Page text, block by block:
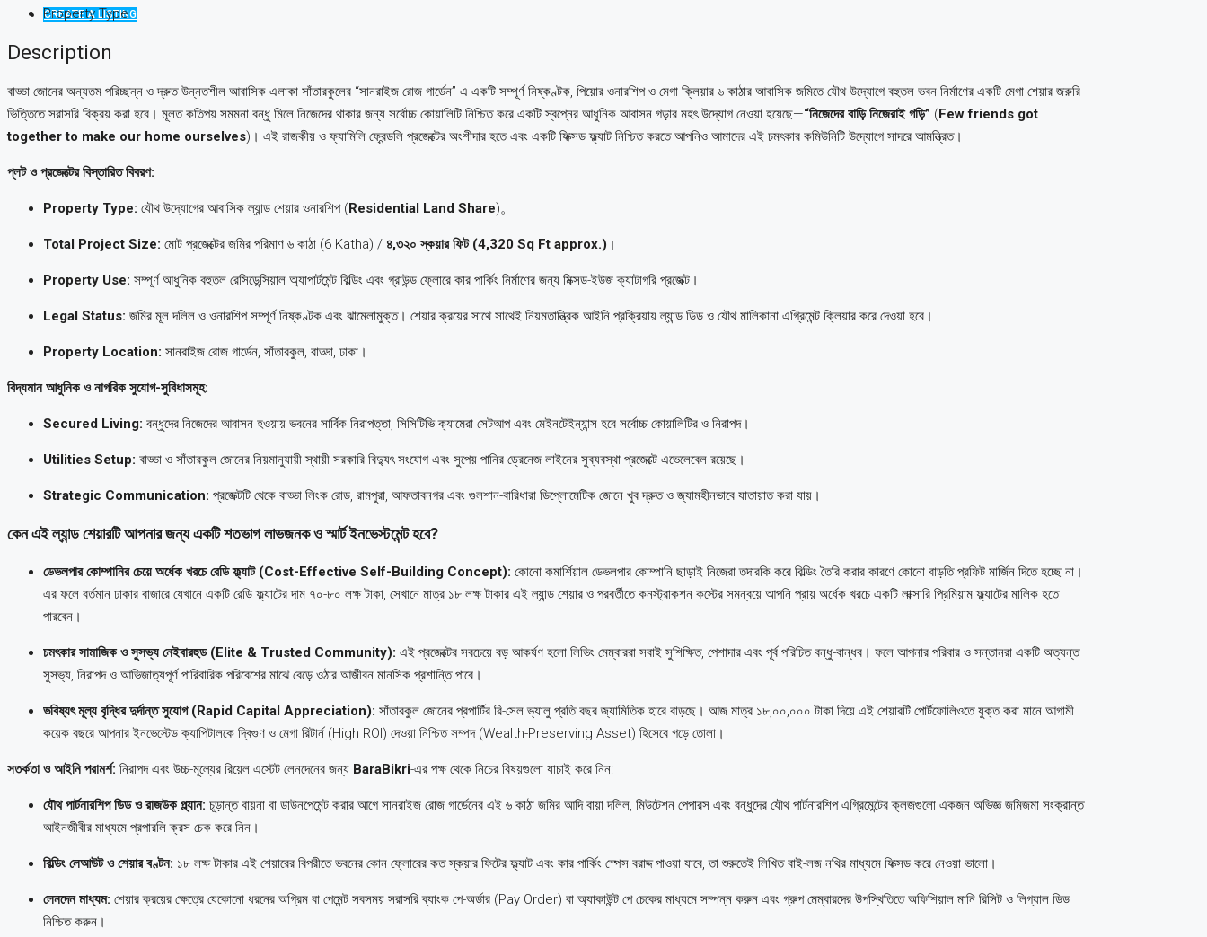
CREATE A LISTING
Property Type
Description
বাড্ডা জোনের অন্যতম পরিচ্ছন্ন ও দ্রুত উন্নতশীল আবাসিক এলাকা সাঁতারকুলের “সানরাইজ রোজ গার্ডেন”-এ একটি সম্পূর্ণ নিষ্কণ্টক, পিয়োর ওনারশিপ ও মেগা ক্লিয়ার ৬ কাঠার আবাসিক জমিতে যৌথ উদ্যোগে বহুতল ভবন নির্মাণের একটি মেগা শেয়ার জরুরি
ভিত্তিতে সরাসরি বিক্রয় করা হবে। মূলত কতিপয় সমমনা বন্ধু মিলে নিজেদের থাকার জন্য সর্বোচ্চ কোয়ালিটি নিশ্চিত করে একটি স্বপ্নের আধুনিক আবাসন গড়ার মহৎ উদ্যোগ নেওয়া হয়েছে—“নিজেদের বাড়ি নিজেরাই গড়ি” (Few friends got
together to make our home ourselves)। এই রাজকীয় ও ফ্যামিলি ফ্রেন্ডলি প্রজেক্টের অংশীদার হতে এবং একটি ফিক্সড ফ্ল্যাট নিশ্চিত করতে আপনিও আমাদের এই চমৎকার কমিউনিটি উদ্যোগে সাদরে আমন্ত্রিত।
প্লট ও প্রজেক্টের বিস্তারিত বিবরণ:
Property Type: যৌথ উদ্যোগের আবাসিক ল্যান্ড শেয়ার ওনারশিপ (Residential Land Share)。
Total Project Size: মোট প্রজেক্টের জমির পরিমাণ ৬ কাঠা (6 Katha) / ৪,৩২০ স্কয়ার ফিট (4,320 Sq Ft approx.) ।
Property Use: সম্পূর্ণ আধুনিক বহুতল রেসিডেন্সিয়াল অ্যাপার্টমেন্ট বিল্ডিং এবং গ্রাউন্ড ফ্লোরে কার পার্কিং নির্মাণের জন্য মিক্সড-ইউজ ক্যাটাগরি প্রজেক্ট।
Legal Status: জমির মূল দলিল ও ওনারশিপ সম্পূর্ণ নিষ্কণ্টক এবং ঝামেলামুক্ত। শেয়ার ক্রয়ের সাথে সাথেই নিয়মতান্ত্রিক আইনি প্রক্রিয়ায় ল্যান্ড ডিড ও যৌথ মালিকানা এগ্রিমেন্ট ক্লিয়ার করে দেওয়া হবে।
Property Location: সানরাইজ রোজ গার্ডেন, সাঁতারকুল, বাড্ডা, ঢাকা।
বিদ্যমান আধুনিক ও নাগরিক সুযোগ-সুবিধাসমূহ:
Secured Living: বন্ধুদের নিজেদের আবাসন হওয়ায় ভবনের সার্বিক নিরাপত্তা, সিসিটিভি ক্যামেরা সেটআপ এবং মেইনটেইন্যান্স হবে সর্বোচ্চ কোয়ালিটির ও নিরাপদ।
Utilities Setup: বাড্ডা ও সাঁতারকুল জোনের নিয়মানুযায়ী স্থায়ী সরকারি বিদ্যুৎ সংযোগ এবং সুপেয় পানির ড্রেনেজ লাইনের সুব্যবস্থা প্রজেক্টে এভেলেবেল রয়েছে।
Strategic Communication: প্রজেক্টটি থেকে বাড্ডা লিংক রোড, রামপুরা, আফতাবনগর এবং গুলশান-বারিধারা ডিপ্লোমেটিক জোনে খুব দ্রুত ও জ্যামহীনভাবে যাতায়াত করা যায়।
কেন এই ল্যান্ড শেয়ারটি আপনার জন্য একটি শতভাগ লাভজনক ও স্মার্ট ইনভেস্টমেন্ট হবে?
ডেভলপার কোম্পানির চেয়ে অর্ধেক খরচে রেডি ফ্ল্যাট (Cost-Effective Self-Building Concept): কোনো কমার্শিয়াল ডেভলপার কোম্পানি ছাড়াই নিজেরা তদারকি করে বিল্ডিং তৈরি করার কারণে কোনো বাড়তি প্রফিট মার্জিন দিতে হচ্ছে না।
এর ফলে বর্তমান ঢাকার বাজারে যেখানে একটি রেডি ফ্ল্যাটের দাম ৭০-৮০ লক্ষ টাকা, সেখানে মাত্র ১৮ লক্ষ টাকার এই ল্যান্ড শেয়ার ও পরবর্তীতে কনস্ট্রাকশন কস্টের সমন্বয়ে আপনি প্রায় অর্ধেক খরচে একটি লাক্সারি প্রিমিয়াম ফ্ল্যাটের মালিক হতে
পারবেন।
চমৎকার সামাজিক ও সুসভ্য নেইবারহুড (Elite & Trusted Community): এই প্রজেক্টের সবচেয়ে বড় আকর্ষণ হলো লিভিং মেম্বাররা সবাই সুশিক্ষিত, পেশাদার এবং পূর্ব পরিচিত বন্ধু-বান্ধব। ফলে আপনার পরিবার ও সন্তানরা একটি অত্যন্ত
সুসভ্য, নিরাপদ ও আভিজাত্যপূর্ণ পারিবারিক পরিবেশের মাঝে বেড়ে ওঠার আজীবন মানসিক প্রশান্তি পাবে।
ভবিষ্যৎ মূল্য বৃদ্ধির দুর্দান্ত সুযোগ (Rapid Capital Appreciation): সাঁতারকুল জোনের প্রপার্টির রি-সেল ভ্যালু প্রতি বছর জ্যামিতিক হারে বাড়ছে। আজ মাত্র ১৮,০০,০০০ টাকা দিয়ে এই শেয়ারটি পোর্টফোলিওতে যুক্ত করা মানে আগামী
কয়েক বছরে আপনার ইনভেস্টেড ক্যাপিটালকে দ্বিগুণ ও মেগা রিটার্ন (High ROI) দেওয়া নিশ্চিত সম্পদ (Wealth-Preserving Asset) হিসেবে গড়ে তোলা।
সতর্কতা ও আইনি পরামর্শ: নিরাপদ এবং উচ্চ-মূল্যের রিয়েল এস্টেট লেনদেনের জন্য BaraBikri-এর পক্ষ থেকে নিচের বিষয়গুলো যাচাই করে নিন:
যৌথ পার্টনারশিপ ডিড ও রাজউক প্ল্যান: চূড়ান্ত বায়না বা ডাউনপেমেন্ট করার আগে সানরাইজ রোজ গার্ডেনের এই ৬ কাঠা জমির আদি বায়া দলিল, মিউটেশন পেপারস এবং বন্ধুদের যৌথ পার্টনারশিপ এগ্রিমেন্টের ক্লজগুলো একজন অভিজ্ঞ জমিজমা সংক্রান্ত
আইনজীবীর মাধ্যমে প্রপারলি ক্রস-চেক করে নিন।
বিল্ডিং লেআউট ও শেয়ার বণ্টন: ১৮ লক্ষ টাকার এই শেয়ারের বিপরীতে ভবনের কোন ফ্লোরের কত স্কয়ার ফিটের ফ্ল্যাট এবং কার পার্কিং স্পেস বরাদ্দ পাওয়া যাবে, তা শুরুতেই লিখিত বাই-লজ নথির মাধ্যমে ফিক্সড করে নেওয়া ভালো।
লেনদেন মাধ্যম: শেয়ার ক্রয়ের ক্ষেত্রে যেকোনো ধরনের অগ্রিম বা পেমেন্ট সবসময় সরাসরি ব্যাংক পে-অর্ডার (Pay Order) বা অ্যাকাউন্ট পে চেকের মাধ্যমে সম্পন্ন করুন এবং গ্রুপ মেম্বারদের উপস্থিতিতে অফিশিয়াল মানি রিসিট ও লিগ্যাল ডিড
নিশ্চিত করুন।